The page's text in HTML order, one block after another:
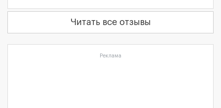
Читать все отзывы
Реклама